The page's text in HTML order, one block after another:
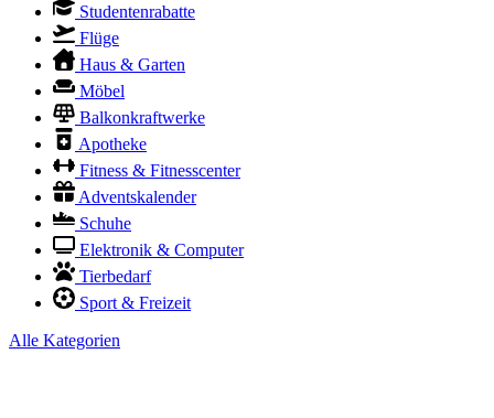
Studentenrabatte
Flüge
Haus & Garten
Möbel
Balkonkraftwerke
Apotheke
Fitness & Fitnesscenter
Adventskalender
Schuhe
Elektronik & Computer
Tierbedarf
Sport & Freizeit
Alle Kategorien